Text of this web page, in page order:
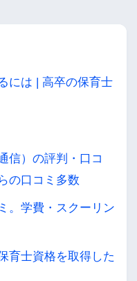
には | 高卒の保育士
信）の評判・口コ
の口コミ多数
。学費・スクーリン
育士資格を取得した